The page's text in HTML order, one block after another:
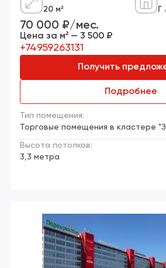
20 м²
Г
Тип помещения:
Торговые помещения в кластере
Высота потолков:
3,3 метра
70 000 ₽/мес.
Цена за м² — 3 500 ₽
+74959263131
Получить
Подробнее